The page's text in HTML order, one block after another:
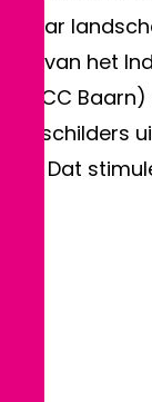
naar
lid van het
( ICC
schilders
ben. Dat